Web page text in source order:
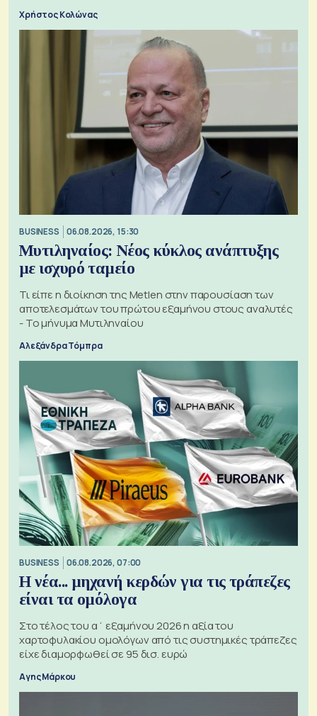
Χρήστος Κολώνας
BUSINESS 06.08.2026, 15:30
Μυτιληναίος: Νέος κύκλος ανάπτυξης
με ισχυρό ταμείο
Τι είπε η διοίκηση της Metlen στην παρουσίαση των
αποτελεσμάτων του πρώτου εξαμήνου στους αναλυτές
- Το μήνυμα Μυτιληναίου
Αλεξάνδρα Τόμπρα
BUSINESS 06.08.2026, 07:00
Η νέα... μηχανή κερδών για τις τράπεζες
είναι τα ομόλογα
Στο τέλος του α΄ εξαμήνου 2026 η αξία του
χαρτοφυλακίου ομολόγων από τις συστημικές τράπεζες
είχε διαμορφωθεί σε 95 δισ. ευρώ
Αγης Μάρκου